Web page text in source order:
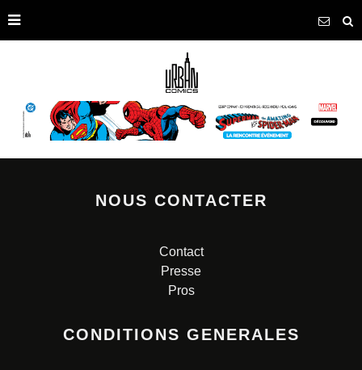
NOUS CONTACTER
Contact
Presse
Pros
CONDITIONS GENERALES